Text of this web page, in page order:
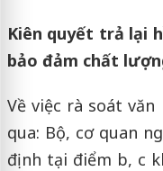
Kiên quyết trả lại
bảo đảm chất
Về việc rà soát
qua: Bộ, cơ quan
định tại điểm b, c